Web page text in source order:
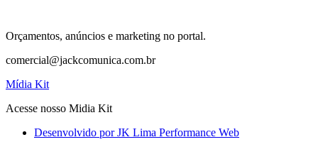
Orçamentos, anúncios e marketing no portal.
comercial@jackcomunica.com.br
Mídia Kit
Acesse nosso Midia Kit
Desenvolvido por JK Lima Performance Web